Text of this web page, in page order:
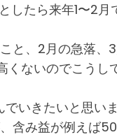
したら来年1〜2
、2月の急落、
ないのでこうし
いきたいと思いま
含み益が例えば